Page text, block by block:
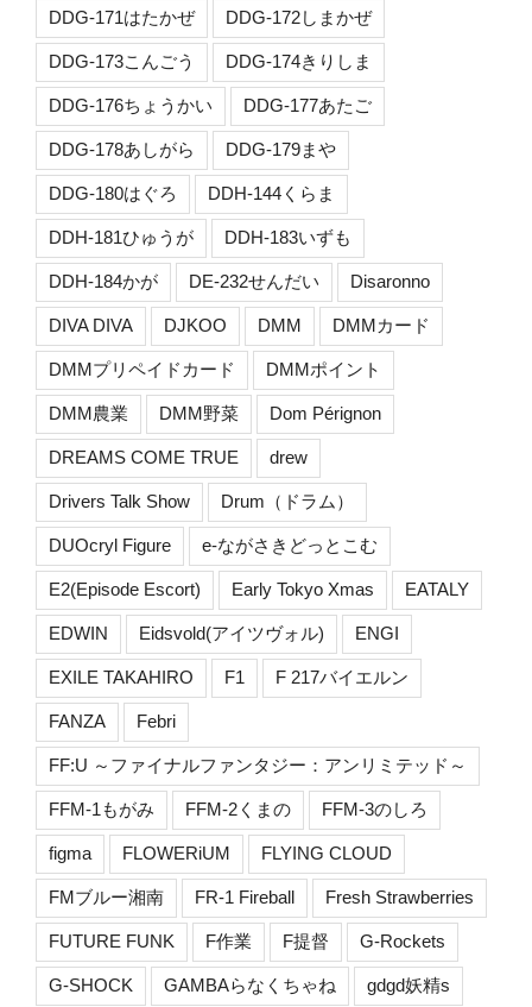
DDG-171はたかぜ DDG-172しまかぜ
DDG-173こんごう DDG-174きりしま
DDG-176ちょうかい DDG-177あたご
DDG-178あしがら DDG-179まや
DDG-180はぐろ DDH-144くらま
DDH-181ひゅうが DDH-183いずも
DDH-184かが DE-232せんだい Disaronno
DIVA DIVA DJKOO DMM DMMカード
DMMプリペイドカード DMMポイント
DMM農業 DMM野菜 Dom Pérignon
DREAMS COME TRUE drew
Drivers Talk Show Drum（ドラム）
DUOcryl Figure e-ながさきどっとこむ
E2(Episode Escort) Early Tokyo Xmas EATALY
EDWIN Eidsvold(アイツヴォル) ENGI
EXILE TAKAHIRO F1 F 217バイエルン
FANZA Febri
FF:U ～ファイナルファンタジー：アンリミテッド～
FFM-1もがみ FFM-2くまの FFM-3のしろ
figma FLOWERiUM FLYING CLOUD
FMブルー湘南 FR-1 Fireball Fresh Strawberries
FUTURE FUNK F作業 F提督 G-Rockets
G-SHOCK GAMBAらなくちゃね gdgd妖精s